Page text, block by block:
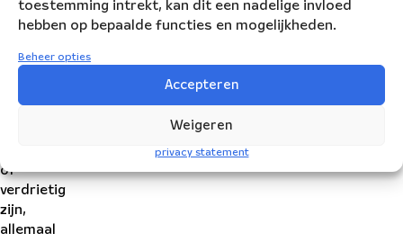
toestemming intrekt, kan dit een nadelige invloed
hebben op bepaalde functies en mogelijkheden.
Beheer opties
Accepteren
Weigeren
privacy statement
dag,
we
of
verdrietig
zijn,
allemaal